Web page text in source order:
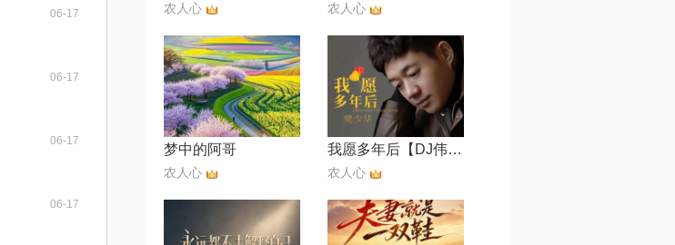
06-17
06-17
06-17
06-17
农人心 农人心
梦中的阿哥
农人心
我愿多年后【DJ伟然版】
农人心